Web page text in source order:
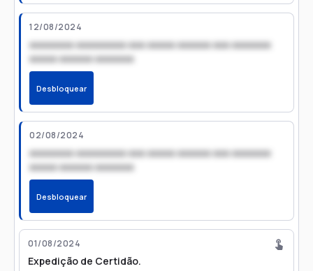
12/08/2024
xxxxxxxx xxxxxxxxx xxx xxxxx xxxxxx xxx xxxxxxx
xxxxx xxxxxx xxxxxxx
Desbloquear
02/08/2024
xxxxxxxx xxxxxxxxx xxx xxxxx xxxxxx xxx xxxxxxx
xxxxx xxxxxx xxxxxxx
Desbloquear
01/08/2024
Expedição de Certidão.